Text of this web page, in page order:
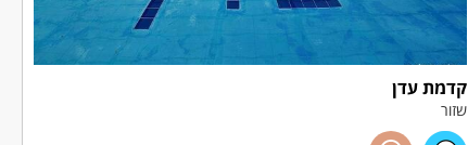
קדמת עדן
שזור